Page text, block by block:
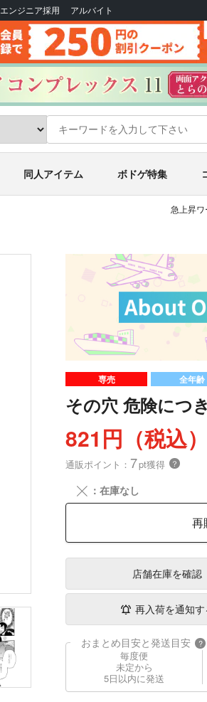
エンジニア採用 アルバイト
同人アイテム ボドゲ特集
急上昇ワ
専売 全年齢
その穴 危険につき
821円（税込）
通販ポイント： 7pt獲得 ？
╳ ：在庫なし
再
店舗在庫を確認
再入荷を通知す
おまとめ目安と発送目安 ?
毎度便
未定から
5日以内に発送